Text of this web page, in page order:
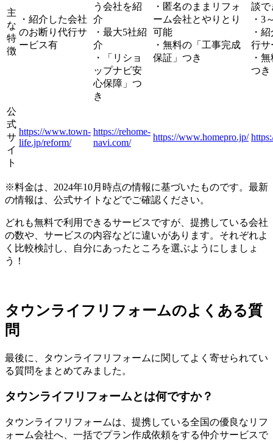
主
な
特
徴
・紹介した会社
のお断り代行サ
ービス有
う会社を紹
介
・最大5社紹
介
・「リショ
ップナビ安
心保障」つ
き
・匿名のままリフォ
ーム会社とやりとり
可能
・無料の「工事完成
保証」つき
談で
・3
・
行サ
・
つき
公
式
サ
イ
ト
https://www.town-
life.jp/reform/
https://rehome-
navi.com/
https://www.homepro.jp/
※料金は、2024年10月時点の情報に基づいたものです。最新
の情報は、公式サイトなどでご確認ください。
どれも無料で利用できるサービスですが、提携している会社
の数や、サービスの内容などに違いがあります。それぞれよ
く比較検討し、自分にあったところを選ぶようにしましょ
う！
タウンライフリフォームのよくある質
問
最後に、タウンライフリフォームに関してよく寄せられてい
る質問をまとめてみました。
タウンライフリフォームとは何ですか？
タウンライフリフォームは、提携している全国の優良なリフ
ォーム会社へ、一括でプラン作成依頼をする仲介サービスで